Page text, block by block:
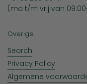
(ma t/m vrij van 09:00-
Overige
Search
Privacy Policy
Algemene